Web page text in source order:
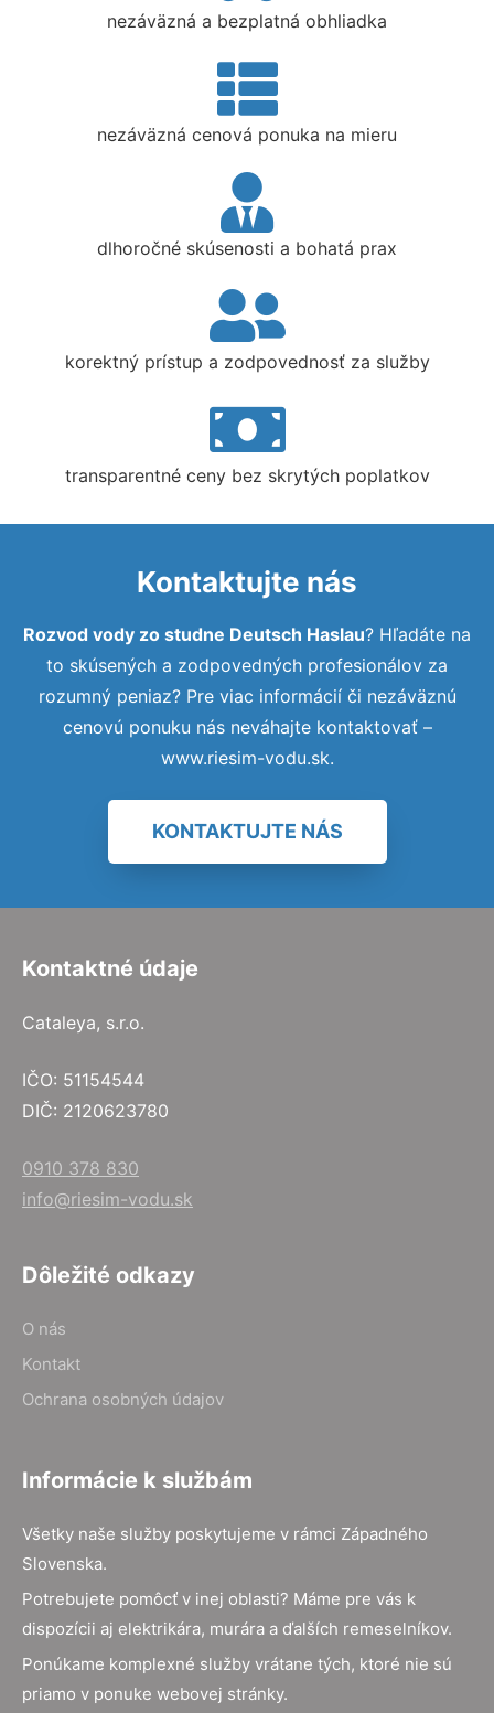
nezáväzná a bezplatná obhliadka
nezáväzná cenová ponuka na mieru
dlhoročné skúsenosti a bohatá prax
korektný prístup a zodpovednosť za služby
transparentné ceny bez skrytých poplatkov
Kontaktujte nás
Rozvod vody zo studne Deutsch Haslau? Hľadáte na
to skúsených a zodpovedných profesionálov za
rozumný peniaz? Pre viac informácií či nezáväznú
cenovú ponuku nás neváhajte kontaktovať –
www.riesim-vodu.sk.
KONTAKTUJTE NÁS
Kontaktné údaje
Cataleya, s.r.o.
IČO: 51154544
DIČ: 2120623780
0910 378 830
info@riesim-vodu.sk
Dôležité odkazy
O nás
Kontakt
Ochrana osobných údajov
Informácie k službám
Všetky naše služby poskytujeme v rámci Západného
Slovenska.
Potrebujete pomôcť v inej oblasti? Máme pre vás k
dispozícii aj elektrikára, murára a ďalších remeselníkov.
Ponúkame komplexné služby vrátane tých, ktoré nie sú
priamo v ponuke webovej stránky.